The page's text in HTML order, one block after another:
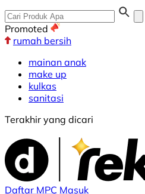
Promoted
rumah bersih
mainan anak
make up
kulkas
sanitasi
Terakhir yang dicari
Daftar MPC Masuk